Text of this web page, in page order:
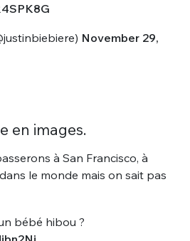
November 29,
en images.
à San Francisco, à
le monde mais on sait pas
bébé hibou ?